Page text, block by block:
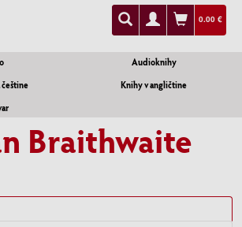
0.00 €
Audioknihy
češtine
Knihy v angličtine
Braithwaite